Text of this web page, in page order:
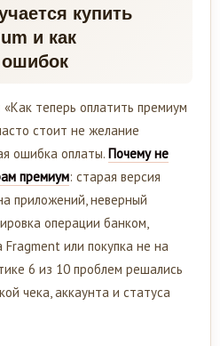
купить
и как
ошибок
теперь оплатить премиум
стоит не желание
ошибка оплаты. Почему не
премиум: старая версия
приложений, неверный
операции банком,
или покупка не на
6 из 10 проблем решались
чека, аккаунта и статуса